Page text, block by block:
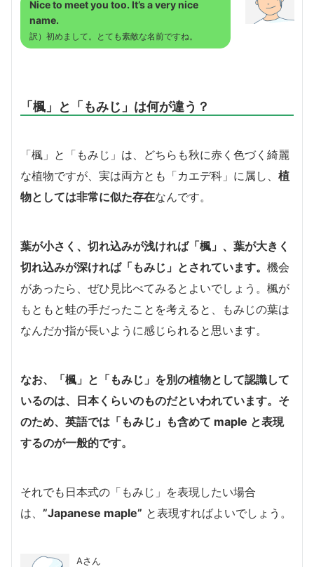
Nice to meet you too. It’s a very nice
name.
訳）初めまして。とても素敵な名前ですね。
「楓」と「もみじ」は何が違う？
「楓」と「もみじ」は、どちらも秋に赤く色づく綺麗
な植物ですが、実は両方とも「カエデ科」に属し、 植
物としては非常に似た存在なんです。
葉が小さく、切れ込みが浅ければ「楓」、葉が大きく
切れ込みが深ければ「もみじ」とされています。 機会
があったら、ぜひ見比べてみるとよいでしょう。楓が
もともと蛙の手だったことを考えると、もみじの葉は
なんだか指が長いように感じられると思います。
なお、「楓」と「もみじ」を別の植物として認識して
いるのは、日本くらいのものだといわれています。そ
のため、英語では「もみじ」も含めて maple と表現
するのが一般的です。
それでも日本式の「もみじ」を表現したい場合
は、 ”Japanese maple” と表現すればよいでしょう。
Aさん